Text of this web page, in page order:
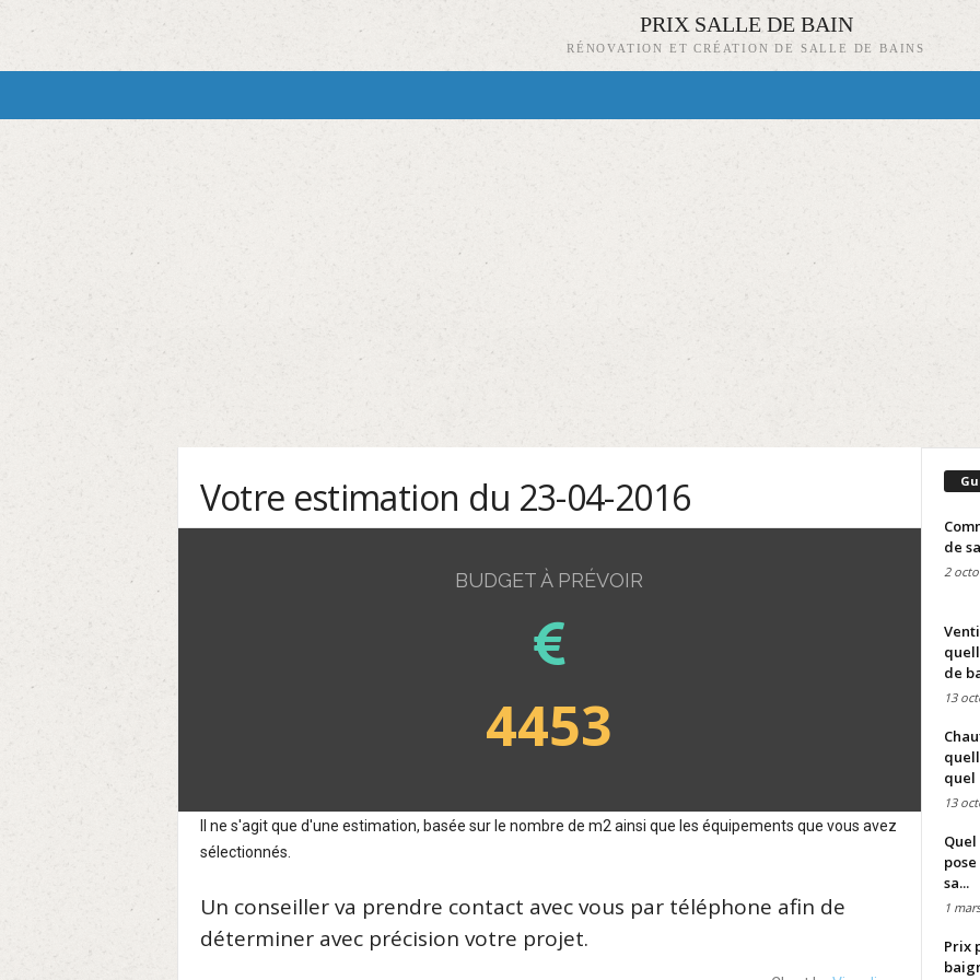
PRIX SALLE DE BAIN
RÉNOVATION ET CRÉATION DE SALLE DE BAINS
Votre estimation du 23-04-2016
BUDGET À PRÉVOIR
4453
Il ne s'agit que d'une estimation, basée sur le nombre de m2 ainsi que les équipements que vous avez
sélectionnés.
Un conseiller va prendre contact avec vous par téléphone afin de
déterminer avec précision votre projet.
de
2
de
13
quel
13
sa...
1
Prix